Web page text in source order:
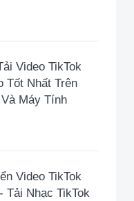
Video TikTok
Tốt Nhất Trên
Máy Tính
Video TikTok
Tải Nhạc TikTok